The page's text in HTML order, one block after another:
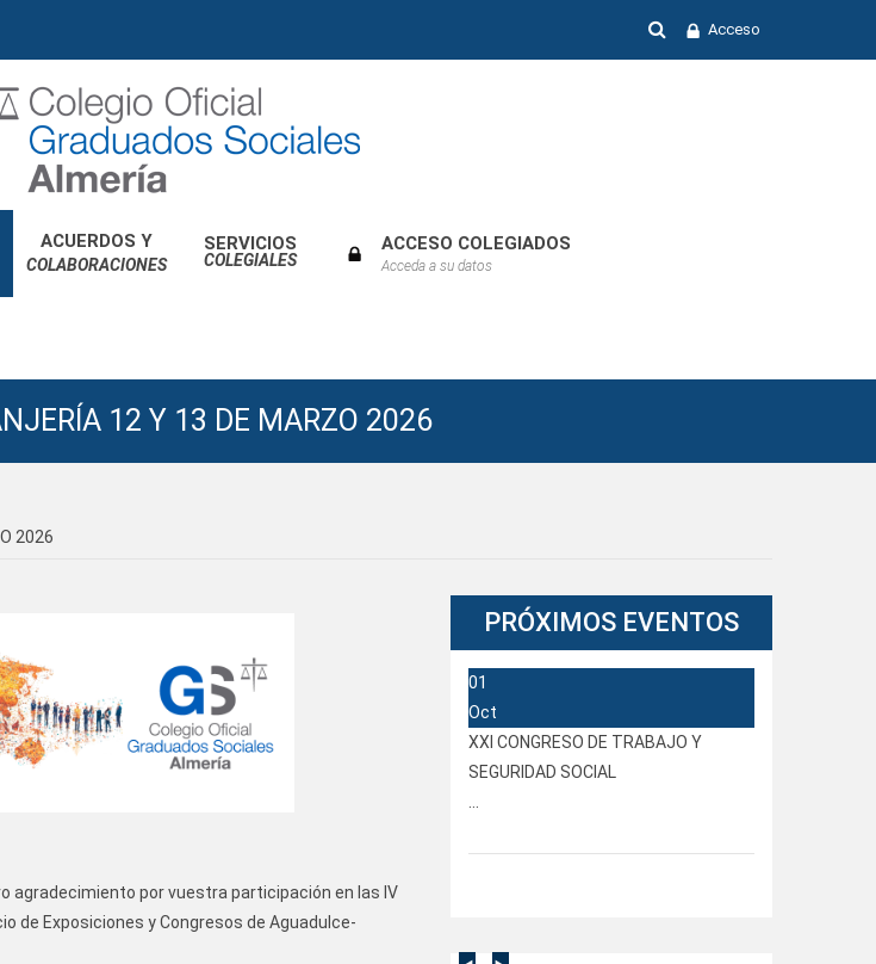
Acceso
ACUERDOS Y
COLABORACIONES
SERVICIOS
COLEGIALES
ACCESO COLEGIADOS
Acceda a su datos
2026
12 Y 13 DE MARZO 2026
agradecimiento por vuestra participación en las IV
de Exposiciones y Congresos de Aguadulce-
PRÓXIMOS EVENTOS
01
Oct
XXI CONGRESO DE TRABAJO Y
SEGURIDAD SOCIAL
...
Previous
Next